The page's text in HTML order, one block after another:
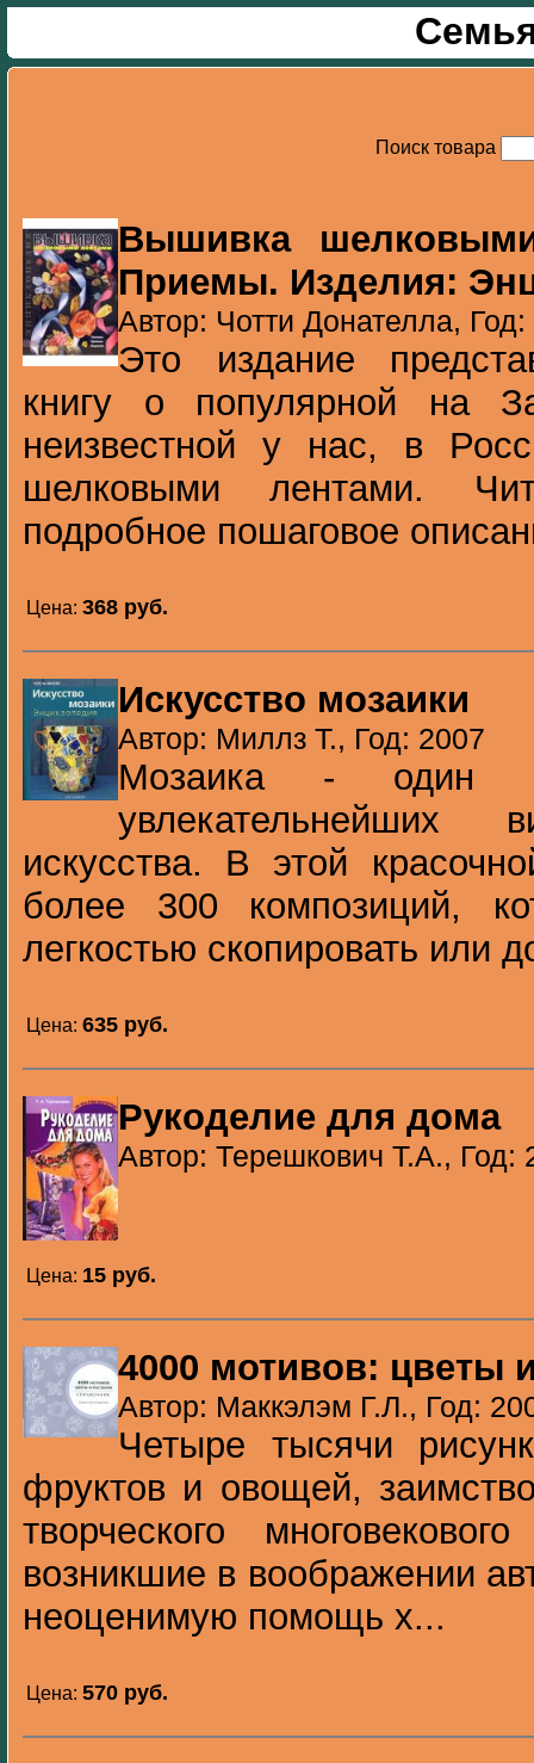
Поиск товара
Вышивка
Приемы. Изделия:
Автор: Чотти Донателла,
Это издание
книгу о популярной на
неизвестной у нас, в
шелковыми лентами.
подробное пошаговое
Цена: 368 pуб.
Искусство мозаики
Автор: Миллз Т., Год: 2007
Мозаика - один
увлекательнейших
искусства. В этой
более 300 композиций,
легкостью скопировать или
Цена: 635 pуб.
Рукоделие для дома
Автор: Терешкович Т.А., Год:
Цена: 15 pуб.
4000 мотивов: цветы
Автор: Маккэлэм Г.Л., Год:
Четыре тысячи
фруктов и овощей,
творческого
возникшие в воображении
неоценимую помощь х...
Цена: 570 pуб.